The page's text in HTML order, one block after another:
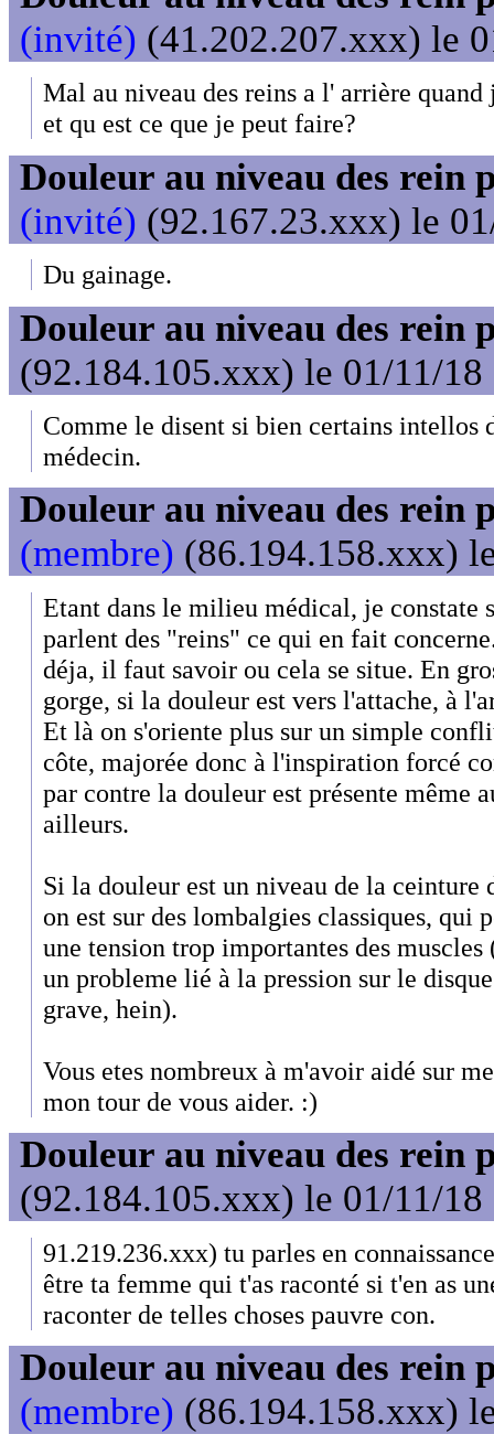
(invité) (41.202.207.xxx) le
Mal au niveau des reins a l' arrière
et qu est ce que je peut faire?
Douleur au niveau des rein
(invité) (92.167.23.xxx) le
Du gainage.
Douleur au niveau des rein
(92.184.105.xxx) le 01/11/18
Comme le disent si bien certains intellos
médecin.
Douleur au niveau des rein
(membre) (86.194.158.xxx)
Etant dans le milieu médical, je constate
parlent des "reins" ce qui en fait
déja, il faut savoir ou cela se situe. En
gorge, si la douleur est vers l'attache, à
Et là on s'oriente plus sur un simple
côte, majorée donc à l'inspiration forcé
par contre la douleur est présente même
ailleurs.
Si la douleur est un niveau de la ceinture
on est sur des lombalgies classiques, qui
une tension trop importantes des
un probleme lié à la pression sur le
grave, hein).
Vous etes nombreux à m'avoir aidé sur
mon tour de vous aider. :)
Douleur au niveau des rein
(92.184.105.xxx) le 01/11/18
91.219.236.xxx) tu parles en
être ta femme qui t'as raconté si t'en as
raconter de telles choses pauvre con.
Douleur au niveau des rein
(membre) (86.194.158.xxx)